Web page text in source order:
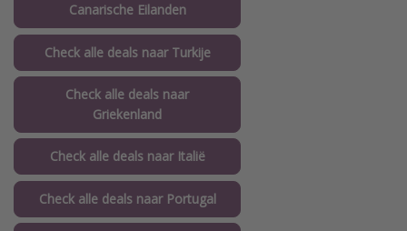
Canarische Eilanden
Check alle deals naar Turkije
Check alle deals naar
Griekenland
Check alle deals naar Italië
Check alle deals naar Portugal